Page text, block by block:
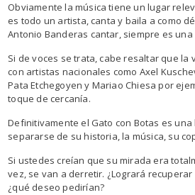
Obviamente la música tiene un lugar
es todo un artista, canta y baila a como
Antonio Banderas cantar, siempre es
Si de voces se trata, cabe resaltar que la
con artistas nacionales como Axel
Pata Etchegoyen y Mariao Chiesa por
toque de cercanía.
Definitivamente el Gato con Botas es
separarse de su historia, la música, su
Si ustedes creían que su mirada era
vez, se van a derretir. ¿Logrará
¿qué deseo pedirían?